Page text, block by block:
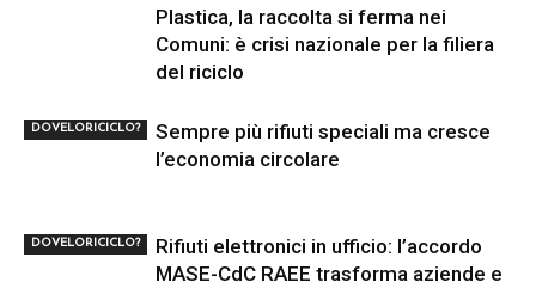
DOVELORICICLO?
Plastica, la raccolta si ferma nei
Comuni: è crisi nazionale per la filiera
del riciclo
DOVELORICICLO?
Sempre più rifiuti speciali ma cresce
l’economia circolare
Rifiuti elettronici in ufficio: l’accordo
MASE-CdC RAEE trasforma aziende e